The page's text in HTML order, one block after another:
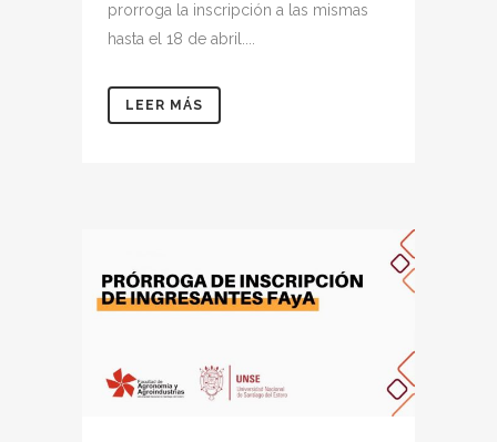
prorroga la inscripción a las mismas
hasta el 18 de abril....
LEER MÁS